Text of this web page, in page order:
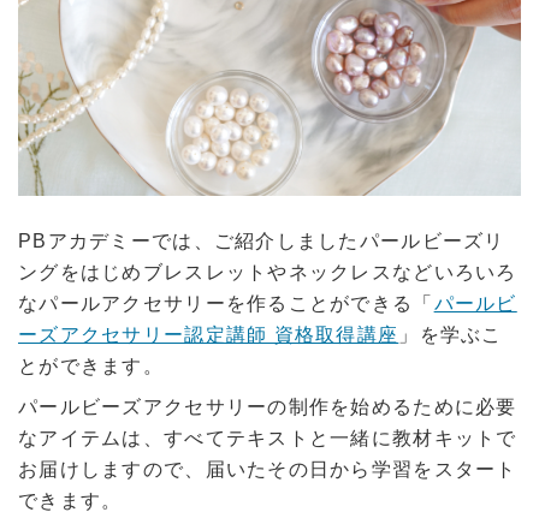
PBアカデミーでは、ご紹介しましたパールビーズリ
ングをはじめブレスレットやネックレスなどいろいろ
なパールアクセサリーを作ることができる「 パールビ
ーズアクセサリー認定講師 資格取得講座 」を学ぶこ
とができます。
パールビーズアクセサリーの制作を始めるために必要
なアイテムは、すべてテキストと一緒に教材キットで
お届けしますので、届いたその日から学習をスタート
できます。